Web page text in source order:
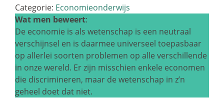
Categorie: Economieonderwijs
Wat men beweert:
De economie is als wetenschap is een neutraal
verschijnsel en is daarmee universeel toepasbaar
op allerlei soorten problemen op alle verschillende
in onze wereld. Er zijn misschien enkele economen
die discrimineren, maar de wetenschap in z’n
geheel doet dat niet.